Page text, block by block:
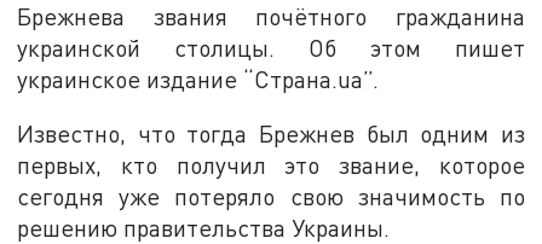
Брежнева звания почётного гражданина
украинской столицы. Об этом пишет
украинское издание “Страна.ua”.
Известно, что тогда Брежнев был одним из
первых, кто получил это звание, которое
сегодня уже потеряло свою значимость по
решению правительства Украины.